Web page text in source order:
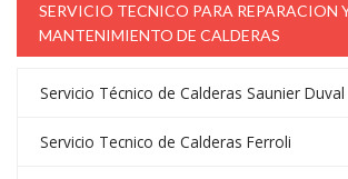
SERVICIO TECNICO PARA REPARACION
MANTENIMIENTO DE CALDERAS
Servicio Técnico de Calderas Saunier Duval
Servicio Tecnico de Calderas Ferroli